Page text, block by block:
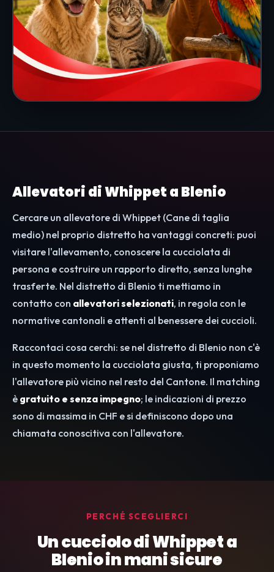
Allevatori di Whippet a Blenio
Cercare un allevatore di Whippet (Cane di taglia
medio) nel proprio distretto ha vantaggi concreti: puoi
visitare l'allevamento, conoscere la cucciolata di
persona e costruire un rapporto diretto, senza lunghe
trasferte. Nel distretto di Blenio ti mettiamo in
contatto con allevatori selezionati, in regola con le
normative cantonali e attenti al benessere dei cuccioli.
Raccontaci cosa cerchi: se nel distretto di Blenio non c'è
in questo momento la cucciolata giusta, ti proponiamo
l'allevatore più vicino nel resto del Cantone. Il matching
è gratuito e senza impegno; le indicazioni di prezzo
sono di massima in CHF e si definiscono dopo una
chiamata conoscitiva con l'allevatore.
PERCHÉ SCEGLIERCI
Un cucciolo di Whippet a
Blenio in mani sicure